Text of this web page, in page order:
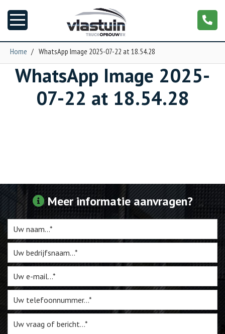
Nieuws
Truckopbouw
Torpedo
NGS XXL
Webshop
Te Koop
Miniatuur
Vacatures
Home / WhatsApp Image 2025-07-22 at 18.54.28
WhatsApp Image 2025-
07-22 at 18.54.28
Meer informatie aanvragen?